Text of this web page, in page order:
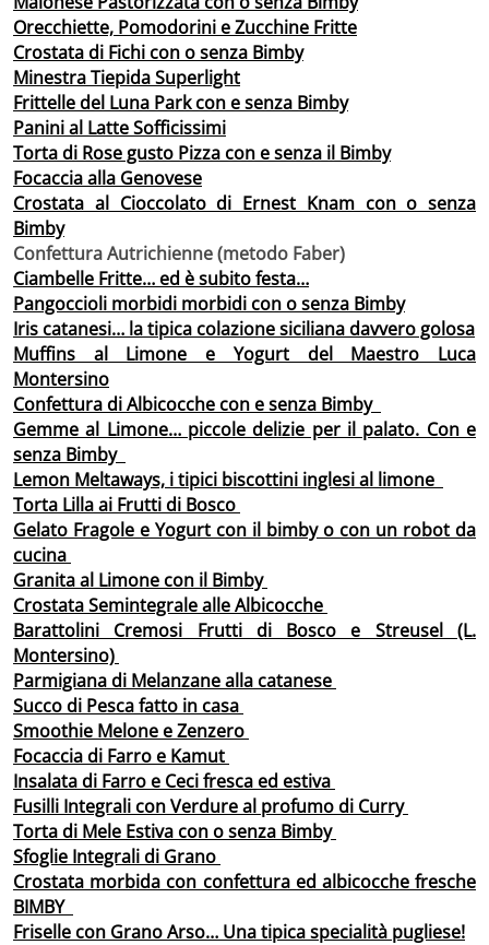
Orecchiette, Pomodorini e Zucchine Fritte
Crostata di Fichi con o senza Bimby
Minestra Tiepida Superlight
Frittelle del Luna Park con e senza Bimby
Panini al Latte Sofficissimi
Torta di Rose gusto Pizza con e senza il Bimby
Focaccia alla Genovese
Crostata al Cioccolato di Ernest Knam con o senza
Bimby
Confettura Autrichienne (metodo Faber)
Ciambelle Fritte… ed è subito festa…
Pangoccioli morbidi morbidi con o senza Bimby
Iris catanesi… la tipica colazione siciliana davvero golosa
Muffins al Limone e Yogurt del Maestro Luca
Montersino
Confettura di Albicocche con e senza Bimby
Gemme al Limone… piccole delizie per il palato. Con e
senza Bimby
Lemon Meltaways, i tipici biscottini inglesi al limone
Torta Lilla ai Frutti di Bosco
Gelato Fragole e Yogurt con il bimby o con un robot da
cucina
Granita al Limone con il Bimby
Crostata Semintegrale alle Albicocche
Barattolini Cremosi Frutti di Bosco e Streusel (L.
Montersino)
Parmigiana di Melanzane alla catanese
Succo di Pesca fatto in casa
Smoothie Melone e Zenzero
Focaccia di Farro e Kamut
Insalata di Farro e Ceci fresca ed estiva
Fusilli Integrali con Verdure al profumo di Curry
Torta di Mele Estiva con o senza Bimby
Sfoglie Integrali di Grano
Crostata morbida con confettura ed albicocche fresche
BIMBY
Friselle con Grano Arso… Una tipica specialità pugliese!